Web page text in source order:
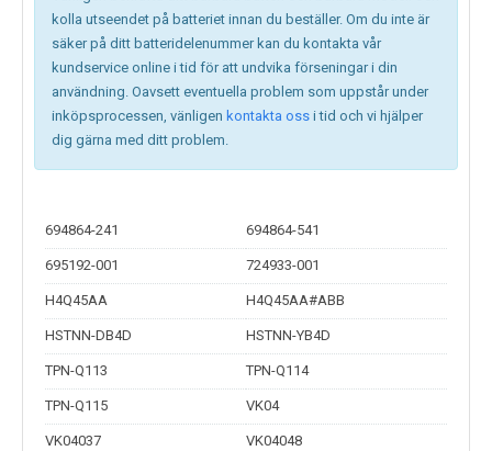
kolla utseendet på batteriet innan du beställer. Om du inte är
säker på ditt batteridelenummer kan du kontakta vår
kundservice online i tid för att undvika förseningar i din
användning. Oavsett eventuella problem som uppstår under
inköpsprocessen, vänligen kontakta oss i tid och vi hjälper
dig gärna med ditt problem.
694864-241 694864-541
695192-001 724933-001
H4Q45AA H4Q45AA#ABB
HSTNN-DB4D HSTNN-YB4D
TPN-Q113 TPN-Q114
TPN-Q115 VK04
VK04037 VK04048